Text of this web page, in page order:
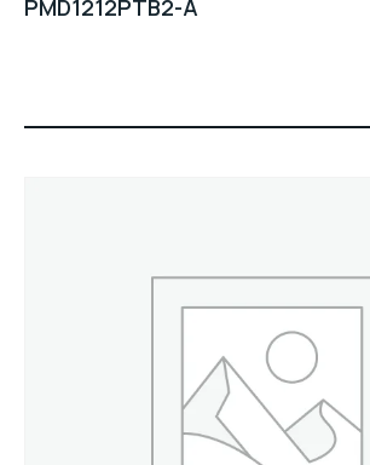
PMD1212PTB2-A